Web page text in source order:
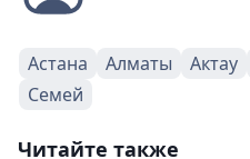
Астана Алматы Актау
Семей
Читайте также